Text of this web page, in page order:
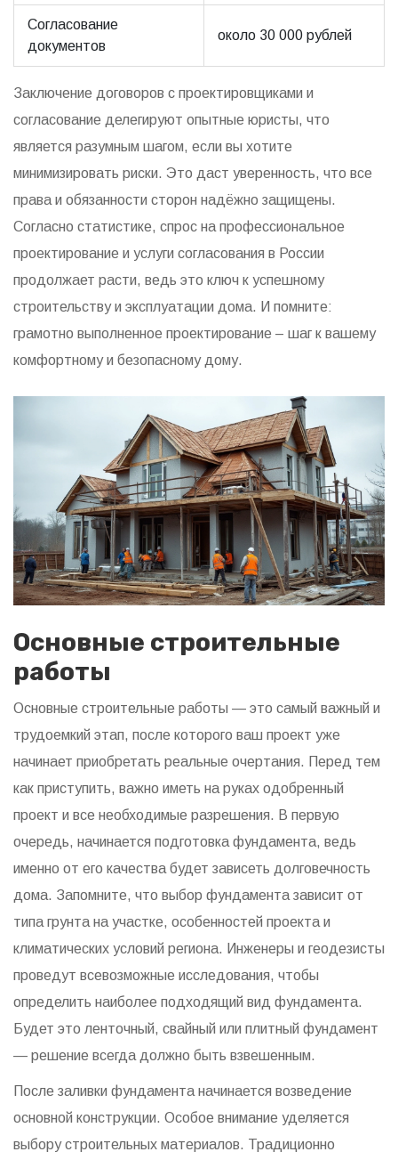
Согласование
документов
около 30 000 рублей
Заключение договоров с проектировщиками и
согласование делегируют опытные юристы, что
является разумным шагом, если вы хотите
минимизировать риски. Это даст уверенность, что все
права и обязанности сторон надёжно защищены.
Согласно статистике, спрос на профессиональное
проектирование и услуги согласования в России
продолжает расти, ведь это ключ к успешному
строительству и эксплуатации дома. И помните:
грамотно выполненное проектирование – шаг к вашему
комфортному и безопасному дому.
Основные строительные
работы
Основные строительные работы — это самый важный и
трудоемкий этап, после которого ваш проект уже
начинает приобретать реальные очертания. Перед тем
как приступить, важно иметь на руках одобренный
проект и все необходимые разрешения. В первую
очередь, начинается подготовка фундамента, ведь
именно от его качества будет зависеть долговечность
дома. Запомните, что выбор фундамента зависит от
типа грунта на участке, особенностей проекта и
климатических условий региона. Инженеры и геодезисты
проведут всевозможные исследования, чтобы
определить наиболее подходящий вид фундамента.
Будет это ленточный, свайный или плитный фундамент
— решение всегда должно быть взвешенным.
После заливки фундамента начинается возведение
основной конструкции. Особое внимание уделяется
выбору строительных материалов. Традиционно